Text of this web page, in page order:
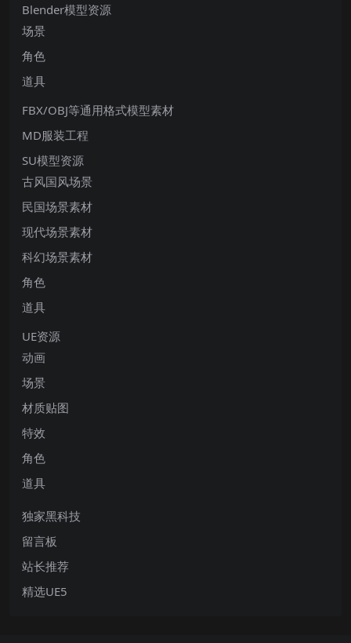
Blender模型资源
场景
角色
道具
FBX/OBJ等通用格式模型素材
MD服装工程
SU模型资源
古风国风场景
民国场景素材
现代场景素材
科幻场景素材
角色
道具
UE资源
动画
场景
材质贴图
特效
角色
道具
独家黑科技
留言板
站长推荐
精选UE5